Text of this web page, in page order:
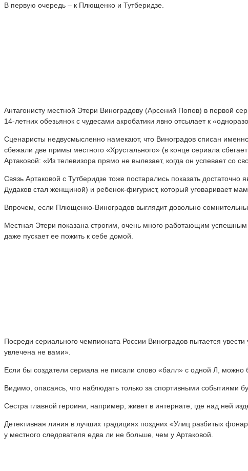
В первую очередь – к Плющенко и Тутберидзе.
Антагонисту местной Этери Виноградову (Арсений Попов) в первой
14-летних обезьянок с чудесами акробатики явно отсылает к
Сценаристы недвусмысленно намекают, что Виноградов списан
сбежали две примы местного «Хрустального» (в конце сериала
Артаковой: «Из телевизора прямо не вылезает, когда он успевает со
Связь Артаковой с Тутберидзе тоже постарались показать
Дудаков стал женщиной) и ребенок-фигурист, который уговаривает
Впрочем, если Плющенко-Виноградов выглядит довольно
Местная Этери показана строгим, очень много работающим
даже пускает ее пожить к себе домой.
Посреди сериального чемпионата России Виноградов пытается
увлечена не вами».
Если бы создатели сериала не писали слово «балл» с одной Л, можно
Видимо, опасаясь, что наблюдать только за спортивными событиями
Сестра главной героини, например, живет в интернате, где над ней
Детективная линия в лучших традициях поздних «Улиц разбитых
у местного следователя едва ли не больше, чем у Артаковой.